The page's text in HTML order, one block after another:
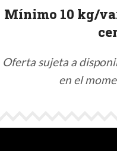
Mínimo 10 kg/
Oferta sujeta a
en el